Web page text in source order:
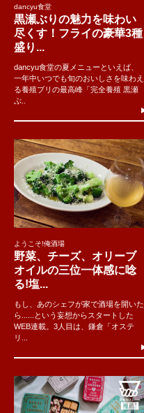
dancyu食堂
黒瀬ぶりの魅力を味わい
尽くす！フライの豪華3種
盛り...
dancyu食堂の夏メニューといえば、
一年中いつでも旬のおいしさを味わえ
る養殖ブリの最高峰「完全養殖 黒瀬
ぶ..
ようこそ!俺酒場
野菜、チーズ、オリーブ
オイルの三位一体感に唸
る!塩...
もし、あのシェフが家で酒場を開いた
ら......という妄想からスタートした
WEB連載。3人目は、鎌倉「オステ
リ...